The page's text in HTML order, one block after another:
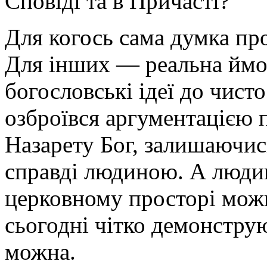
Для когось сама думка
Для інших — реальна
богословські ідеї до
озброївся аргументацією
Назарету Бог,
справді людиною. А
церковному просторі
сьогодні чітко
можна.